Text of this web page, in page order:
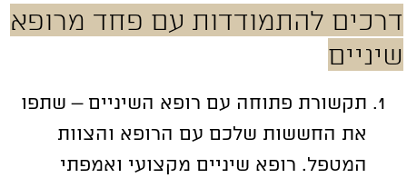
להתמודדות עם פחד מרופא
תקשורת פתוחה עם רופא השיניים – שתפו
את החששות שלכם עם הרופא והצוות
המטפל. רופא שיניים מקצועי ואמפתי